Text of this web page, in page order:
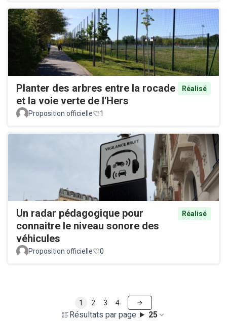
Planter des arbres entre la rocade
et la voie verte de l'Hers
Réalisé
Proposition officielle 1
Un radar pédagogique pour
connaitre le niveau sonore des
véhicules
Réalisé
Proposition officielle 0
Résultats par page : 25
1 2 3 4